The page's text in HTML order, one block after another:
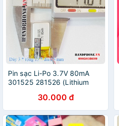
Pin sạc Li-Po 3.7V 80mA
301525 281526 (Lithium
bluetooth, máy ghi âm, khoá
vân tay, định vị GPS
30.000 đ